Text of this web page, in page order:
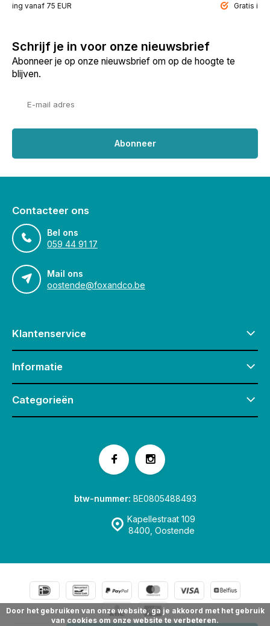
vanaf 75 EUR Gratis
Schrijf je in voor onze nieuwsbrief
Abonneer je op onze nieuwsbrief om op de hoogte te
blijven.
Abonneer
Contacteer ons
Bel ons
059 44 91 17
Mail ons
oostende@foxandco.be
Klantenservice
Informatie
Categorieën
Kapellestraat 109
8400, Oostende
btw-nummer: BE0805488493
Door het gebruiken van onze website, ga je akkoord met het gebruik
van cookies om onze website te verbeteren.